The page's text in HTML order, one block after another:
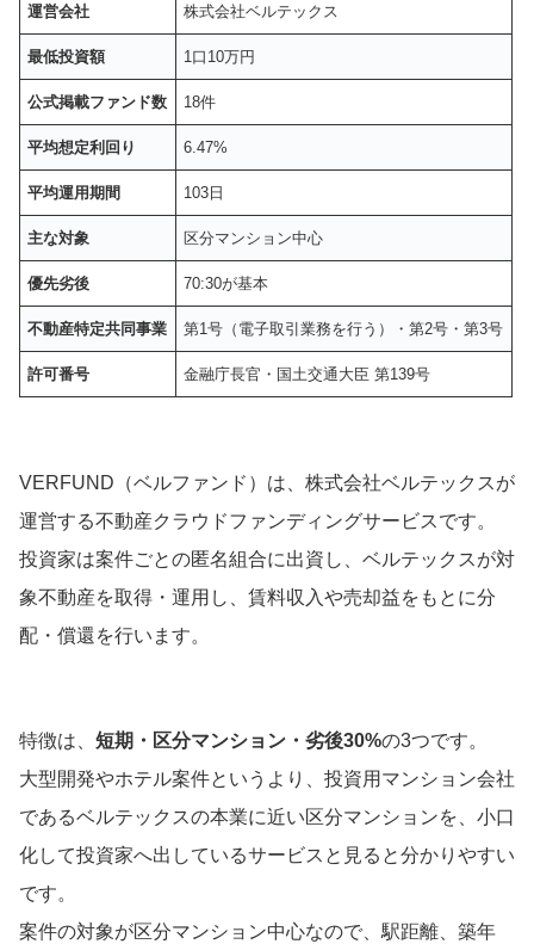
運営会社 株式会社ベルテックス
最低投資額 1口10万円
公式掲載ファンド数 18件
平均想定利回り 6.47%
平均運用期間 103日
主な対象 区分マンション中心
優先劣後 70:30が基本
不動産特定共同事業 第1号（電子取引業務を行う）・第2号・第3号
許可番号 金融庁長官・国土交通大臣 第139号
VERFUND（ベルファンド）は、株式会社ベルテックスが
運営する不動産クラウドファンディングサービスです。
投資家は案件ごとの匿名組合に出資し、ベルテックスが対
象不動産を取得・運用し、賃料収入や売却益をもとに分
配・償還を行います。
特徴は、 短期・区分マンション・劣後30%の3つです。
大型開発やホテル案件というより、投資用マンション会社
であるベルテックスの本業に近い区分マンションを、小口
化して投資家へ出しているサービスと見ると分かりやすい
です。
案件の対象が区分マンション中心なので、駅距離、築年